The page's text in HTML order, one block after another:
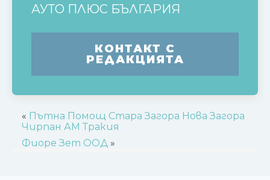
АУТО ПЛЮС БЪЛГАРИЯ
КОНТАКТ С
РЕДАКЦИЯТА
« Пътна Помощ Стара Загора Нова Загора
Чирпан АМ Тракия
Фиоре Зет ООД»